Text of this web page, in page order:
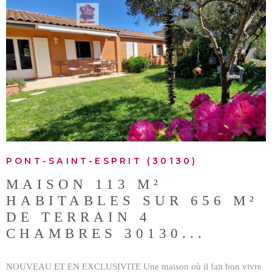
BIENS
PONT-SAINT-ESPRIT (30130)
MAISON 113 M²
HABITABLES SUR 656 M²
DE TERRAIN 4
CHAMBRES 30130...
NOUVEAU ET EN EXCLUSIVITE Une maison où il fait bon vivre
VOIR LE BIEN
BUDGET
Surface
SURFACE
Pièces
PIÈCES
RÉFÉRENCE
CRITÈRES SUPPLÉMENTAIRES
Piscine
Terrasse
RECHERCHER